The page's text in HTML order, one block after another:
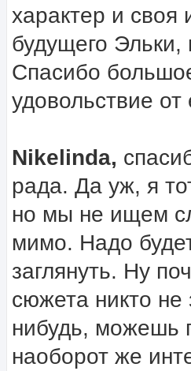
характер и
будущего
Спасибо
удовольствие от
Nikelinda,
рада. Да уж, я
но мы не ищем
мимо. Надо
заглянуть. Ну
сюжета никто не
нибудь, можешь
наоборот же